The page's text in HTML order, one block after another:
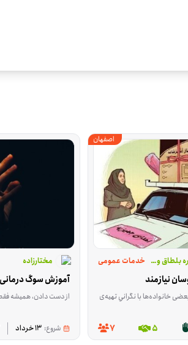
تهران، استان تهران انجام می‌شود و بیشتر به درد کسانی می‌خورد که می‌توانند در تهیه یا رساندن این اقلام کمک کنند. اگر لباس سالم و قابل استفاده، دارو،
اصفهان
بلطاق ومسامخدمات عمومی
نیازمند
همراه است. این فرصت برای کمک به خرید جهیزیه نوعروسانی شکل گرفته که در آستانه ازدواج هستند و در مناطق کم‌برخوردار شهرستان اصفهان زندگی
5
7
مختارزاده
آموزش سوگ درمانی
از دست دادن، همیشه فقط به معنای از دست دادن یک
شروع: 13 خرداد